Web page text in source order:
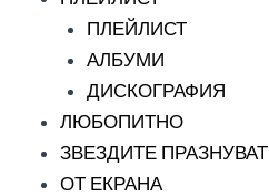
ПЛЕЙЛИСТ
АЛБУМИ
ДИСКОГРАФИЯ
ЛЮБОПИТНО
ЗВЕЗДИТЕ ПРАЗНУВАТ
ОТ ЕКРАНА